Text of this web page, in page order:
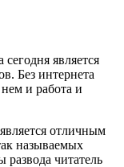
является
Без интернета
и работа и
отличным
называемых
читатель